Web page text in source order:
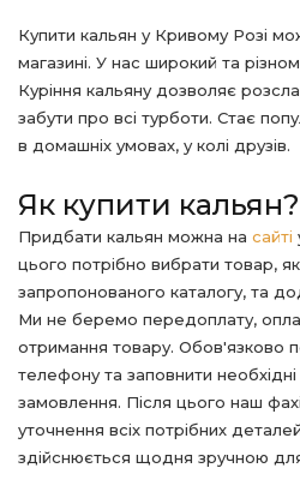
Купити кальян у Кривому Розі
магазині. У нас широкий та
Куріння кальяну дозволяє
забути про всі турботи. Стає
в домашніх умовах, у колі друзів.
Як купити кальян?
Придбати кальян можна на сайті
цього потрібно вибрати товар,
запропонованого каталогу, та
Ми не беремо передоплату,
отримання товару. Обов'язково
телефону та заповнити
замовлення. Після цього наш
уточнення всіх потрібних
здійснюється щодня зручною